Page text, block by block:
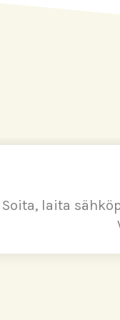
Soita, laita